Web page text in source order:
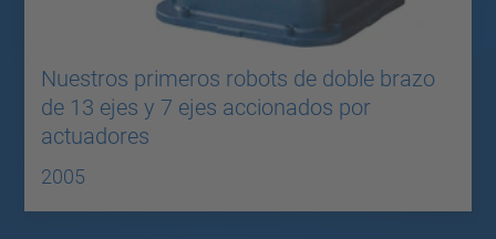
Nuestros primeros robots de doble brazo
de 13 ejes y 7 ejes accionados por
actuadores
2005